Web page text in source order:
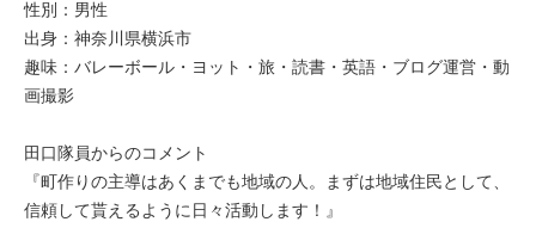
性別：男性
出身：神奈川県横浜市
趣味：バレーボール・ヨット・旅・読書・英語・ブログ運営・動
画撮影
田口隊員からのコメント
『町作りの主導はあくまでも地域の人。まずは地域住民として、
信頼して貰えるように日々活動します！』